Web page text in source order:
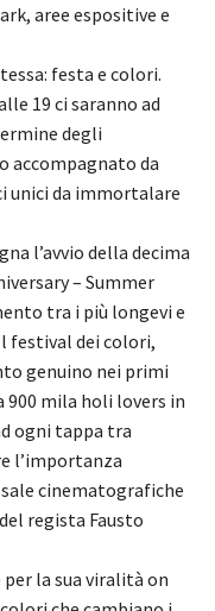
aree espositive e
festa e colori.
19 ci saranno ad
degli
accompagnato da
unici da immortalare
l’avvio della decima
– Summer
tra i più longevi e
festival dei colori,
genuino nei primi
900 mila holi lovers in
ogni tappa tra
l’importanza
cinematografiche
regista Fausto
la sua viralità on